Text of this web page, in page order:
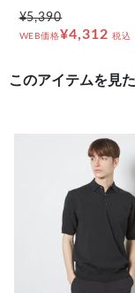
¥5,390
WEB価格¥4,312 税込
このアイテムを見